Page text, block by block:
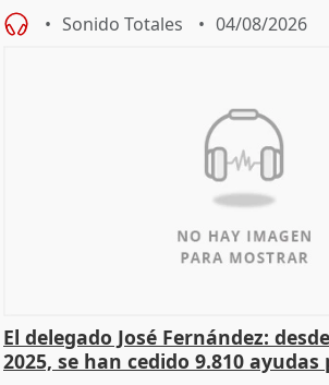
Sonido Totales 04/08/2026
El delegado José Fernández:
2025, se han cedido 9.810